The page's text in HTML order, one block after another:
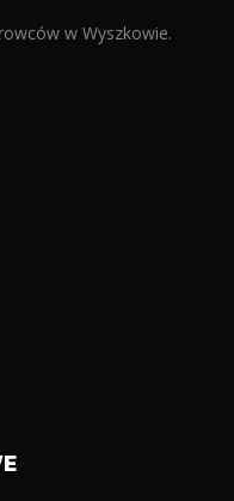
w Wyszkowie.